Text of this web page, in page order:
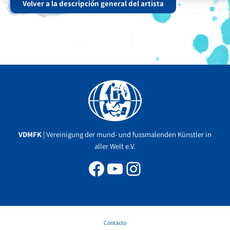
Volver a la descripción general del artista
VDMFK | Vereinigung der mund- und fussmalenden Künstler in
aller Welt e.V.
Facebook
YouTube
Instagram
Contacto